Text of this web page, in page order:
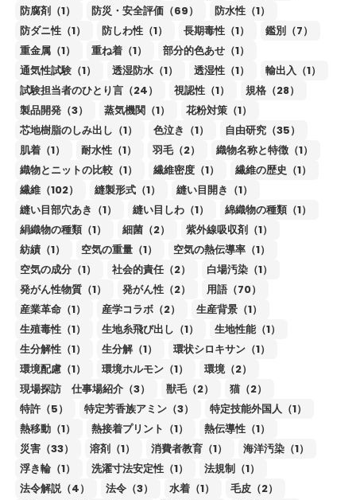
防腐剤（1）
防災・安全評価（69）
防水性（1）
防ダニ性（1）
防しわ性（1） 長期毒性（1）
鑑別（7）
重金属（1）
重ね着（1）
部分的色あせ（1）
通気性試験（1）
透湿防水（1） 透湿性（1）
輸出入（1）
試験担当者のひとり言（24）
視認性（1）
規格（28）
製品開発（3）
蒸気機関（1）
花粉対策（1）
芯地樹脂のしみ出し（1）
色泣き（1）
自由研究（35）
肌着（1）
耐水性（1） 羽毛（2）
織物名称と特徴（1）
織物とニットの比較（1）
繊維密度（1）
繊維の歴史（1）
繊維（102）
縫製形式（1）
縫い目開き（1）
縫い目部穴あき（1）
縫い目しわ（1）
綿織物の種類（1）
絹織物の種類（1）
細菌（2）
紫外線吸収剤（1）
紡績（1）
空気の重量（1）
空気の熱伝導率（1）
空気の成分（1）
社会的責任（2）
白場汚染（1）
発がん性物質（1）
発がん性（2）
用語（70）
産業革命（1）
産学コラボ（2）
生産背景（1）
生殖毒性（1）
生地糸飛び出し（1）
生地性能（1）
生分解性（1）
生分解（1）
環状シロキサン（1）
環境配慮（1）
環境ホルモン（1）
環境（2）
現場探訪 仕事場紹介（3）
獣毛（2）
猫（2）
特許（5）
特定芳香族アミン（3）
特定技能外国人（1）
熱移動（1）
熱接着プリント（1）
熱伝導性（1）
災害（33）
溶剤（1） 消費者教育（1）
海洋汚染（1）
浮き輪（1）
洗濯寸法安定性（1）
法規制（1）
法令解説（4）
法令（3） 水着（1）
毛皮（2）